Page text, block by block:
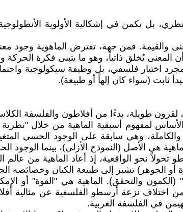
بل تكمن في إشكالية الأولوية
والقيمة. فمن جهة، تفترض الماهوية وجود
يُخلق ذاتياً، وهو ما يتبنى فكرة الحركة
اختيار فلسفي، بل وظيفة سيكولوجية
ثابت (سواء كان إلهاً أو طبيعة).
لقرون طويلة، بدءًا من أفلاطون والفلسفة
لمفهوم أسبقية الماهية من خلال
وهي سابقة على الوجود الحسي
هي الأصل (النموذج الأزلي)، بينما الوجود
نحو الواقعية، إذ أعاد الماهية من عالم
أو الجوهر) تشير إلى طبيعة الكيان وخصائصه
والتحقق). الماهية هي "القوة" أو
اختلاف نزعة أرسطو الفلسفية عن مثالية
في الفلسفة الغربية.